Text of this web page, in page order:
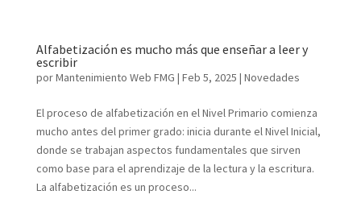
Alfabetización es mucho más que enseñar a leer y
escribir
porMantenimiento Web FMG | Feb 5, 2025 | Novedades
El proceso de alfabetización en el Nivel Primario comienza
mucho antes del primer grado: inicia durante el Nivel Inicial,
donde se trabajan aspectos fundamentales que sirven
como base para el aprendizaje de la lectura y la escritura.
La alfabetización es un proceso...